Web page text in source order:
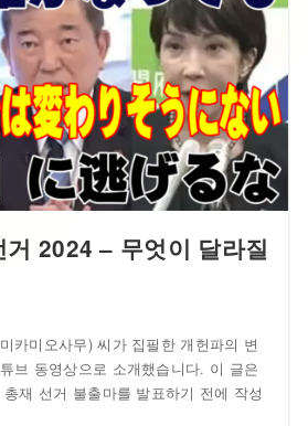
2024 – 무엇이 달라질
카미오사무) 씨가 집필한 개헌파의 변
브 동영상으로 소개했습니다. 이 글은
재 선거 불출마를 발표하기 전에 작성